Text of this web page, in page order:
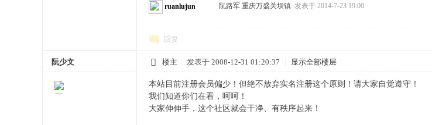
ruanlujun 阮路军 重庆万盛关坝镇 发表于 2014-7-23 19:00
回复
阮少文 楼主 发表于 2008-12-31 01:20:37 显示全部楼层
本站目前注册会员偏少！但绝不放弃实名注册这个原则！请大家自觉遵守！
我们知道你们在看，呵呵！
大家伸伸手，这个社区就会干净、有秩序起来！